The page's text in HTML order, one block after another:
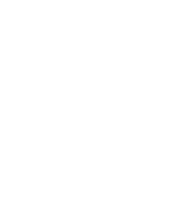
momento no
inspiração em
da Série A